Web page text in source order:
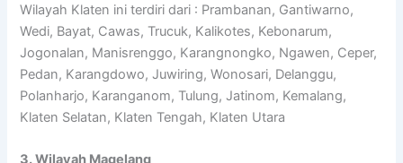
Wilayah Klaten ini terdiri dari : Prambanan, Gantiwarno,
Wedi, Bayat, Cawas, Trucuk, Kalikotes, Kebonarum,
Jogonalan, Manisrenggo, Karangnongko, Ngawen, Ceper,
Pedan, Karangdowo, Juwiring, Wonosari, Delanggu,
Polanharjo, Karanganom, Tulung, Jatinom, Kemalang,
Klaten Selatan, Klaten Tengah, Klaten Utara
3. Wilayah Magelang